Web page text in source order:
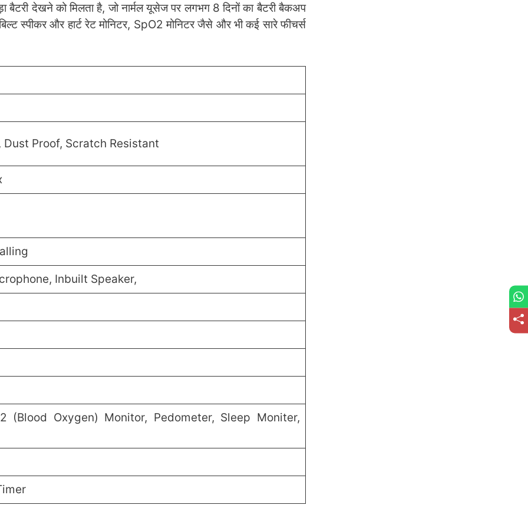
देखने को मिलता है, जो नार्मल यूसेज पर लगभग 8 दिनों का बैटरी बैकअप
स्पीकर और हार्ट रेट मोनिटर, SpO2 मोनिटर जैसे और भी कई सारे फीचर्स
Proof, Scratch Resistant
Inbuilt Speaker,
(Blood Oxygen) Monitor, Pedometer, Sleep Moniter,